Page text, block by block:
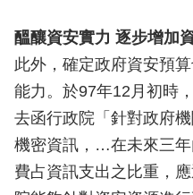
醞釀資安實力 逐步增加
此外，確定政府資安預
能力。於97年12月初時
去函行政院「針對政府
機密資訊，…在未來三
費占資訊支出之比重，